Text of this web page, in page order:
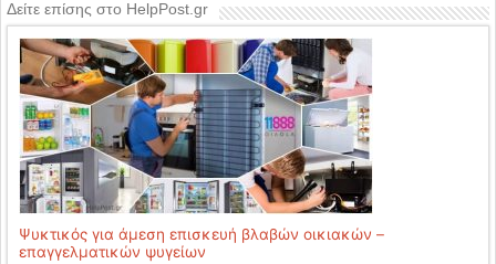
Δείτε επίσης στο HelpPost.gr
Ψυκτικός για άμεση επισκευή βλαβών οικιακών –
επαγγελματικών ψυγείων